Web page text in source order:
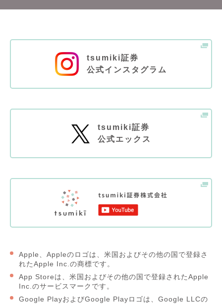
tsumiki証券
公式インスタグラム
tsumiki証券
公式エックス
Apple、Appleのロゴは、米国およびその他の国で登録さ
れたApple Inc.の商標です。
App Storeは、米国およびその他の国で登録されたApple
Inc.のサービスマークです。
Google PlayおよびGoogle Playロゴは、Google LLCの